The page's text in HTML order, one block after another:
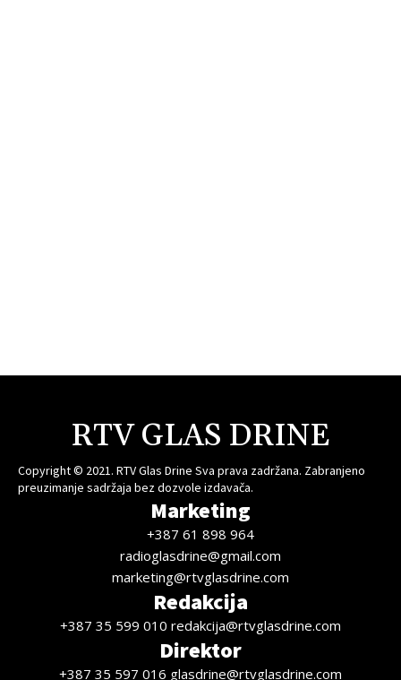
RTV GLAS DRINE
Copyright © 2021. RTV Glas Drine Sva prava zadržana. Zabranjeno
preuzimanje sadržaja bez dozvole izdavača.
Marketing
+387 61 898 964
radioglasdrine@gmail.com
marketing@rtvglasdrine.com
Redakcija
+387 35 599 010 redakcija@rtvglasdrine.com
Direktor
+387 35 597 016 glasdrine@rtvglasdrine.com